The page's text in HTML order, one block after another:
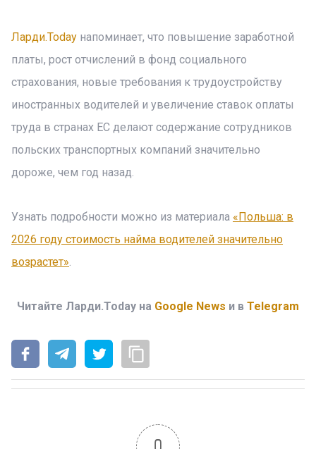
Ларди.Today напоминает, что повышение заработной
платы, рост отчислений в фонд социального
страхования, новые требования к трудоустройству
иностранных водителей и увеличение ставок оплаты
труда в странах ЕС делают содержание сотрудников
польских транспортных компаний значительно
дороже, чем год назад.
Узнать подробности можно из материала «Польша: в
2026 году стоимость найма водителей значительно
возрастет».
Читайте Ларди.Today на Google News и в Telegram